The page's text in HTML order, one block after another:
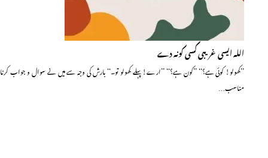
اللہ ایسی غریبی کسی کونہ دے
’’کھولو! کوئی ہے؟‘‘ ’’کون ہے؟‘‘ ’’ارے! پہلے کھولو تو۔‘‘ بارش کی وجہ سے میں نے سوال و جواب کرنا
مناسب…